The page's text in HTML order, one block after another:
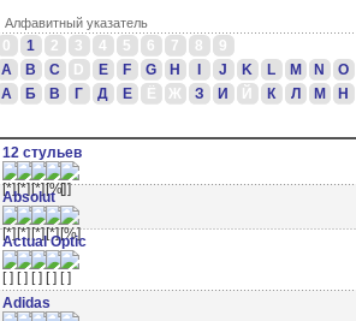
Алфавитный указатель
0 1 2 3 4 5 6 7 8
9
A
B C D E F G H J K L M N
O
А
Б В Г Д Е Ё Ж З И Й К Л М Н
12 стульев
Absolut
Actual Optic
Adidas